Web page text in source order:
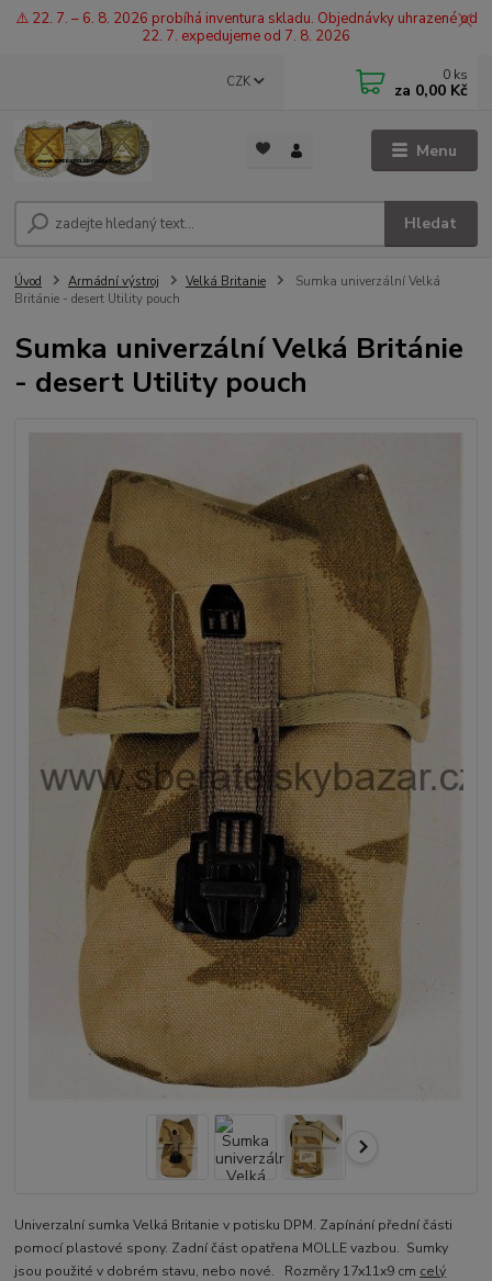
⚠️ 22. 7. – 6. 8. 2026 probíhá inventura skladu. Objednávky uhrazené od
22. 7. expedujeme od 7. 8. 2026
Menu
CZK
Hledat
0 ks
za 0,00 Kč
Úvod Armádní výstroj Velká Britanie
Sumka univerzální Velká
Británie - desert Utility pouch
Sumka univerzální Velká Británie
- desert Utility pouch
Univerzalní sumka Velká Britanie v potisku DPM. Zapínání přední části
pomocí plastové spony. Zadní část opatřena MOLLE vazbou. Sumky
jsou použité v dobrém stavu, nebo nové. Rozměry 17x11x9 cm celý